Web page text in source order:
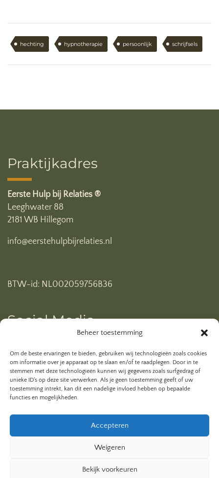
Beheer toestemming
Om de beste ervaringen te bieden, gebruiken wij technologieën zoals cookies
om informatie over je apparaat op te slaan en/of te raadplegen. Door in te
stemmen met deze technologieën kunnen wij gegevens zoals surfgedrag of
unieke ID's op deze site verwerken. Als je geen toestemming geeft of uw
toestemming intrekt, kan dit een nadelige invloed hebben op bepaalde
functies en mogelijkheden.
Accepteren
Weigeren
Bekijk voorkeuren
hechting hypnotherapie persoonlijk schrijfsels
Praktijkadres
Eerste Hulp bij Relaties ®
Leeghwater 88
2181 WB Hillegom
info@eerstehulpbijrelaties.nl
BTW-id: NL002059756B36
Social Media
Ben je al geabonneerd op mijn YouTube kanaal? Klik
hieronder.